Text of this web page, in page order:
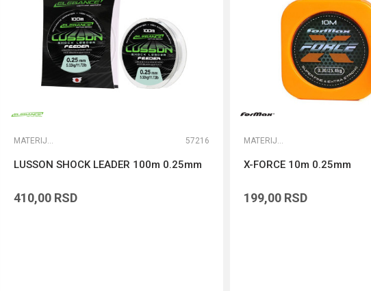
MATERIJALI ZA ŠARANSKE PREDVEZE 57216
LUSSON SHOCK LEADER 100m 0.25mm
410,00 RSD
MATERIJALI ZA ŠARANSKE PREDVEZE
X-FORCE 10m 0.25mm
199,00 RSD